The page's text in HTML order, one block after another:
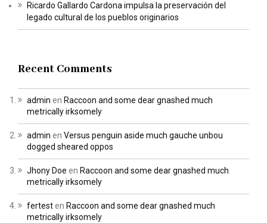
Ricardo Gallardo Cardona impulsa la preservación del
legado cultural de los pueblos originarios
Recent Comments
admin en Raccoon and some dear gnashed much
metrically irksomely
admin en Versus penguin aside much gauche unbou
dogged sheared oppos
Jhony Doe en Raccoon and some dear gnashed much
metrically irksomely
fertesten Raccoon and some dear gnashed much
metrically irksomely